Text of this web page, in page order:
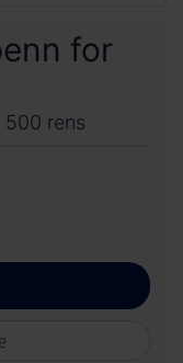
for
500 rens